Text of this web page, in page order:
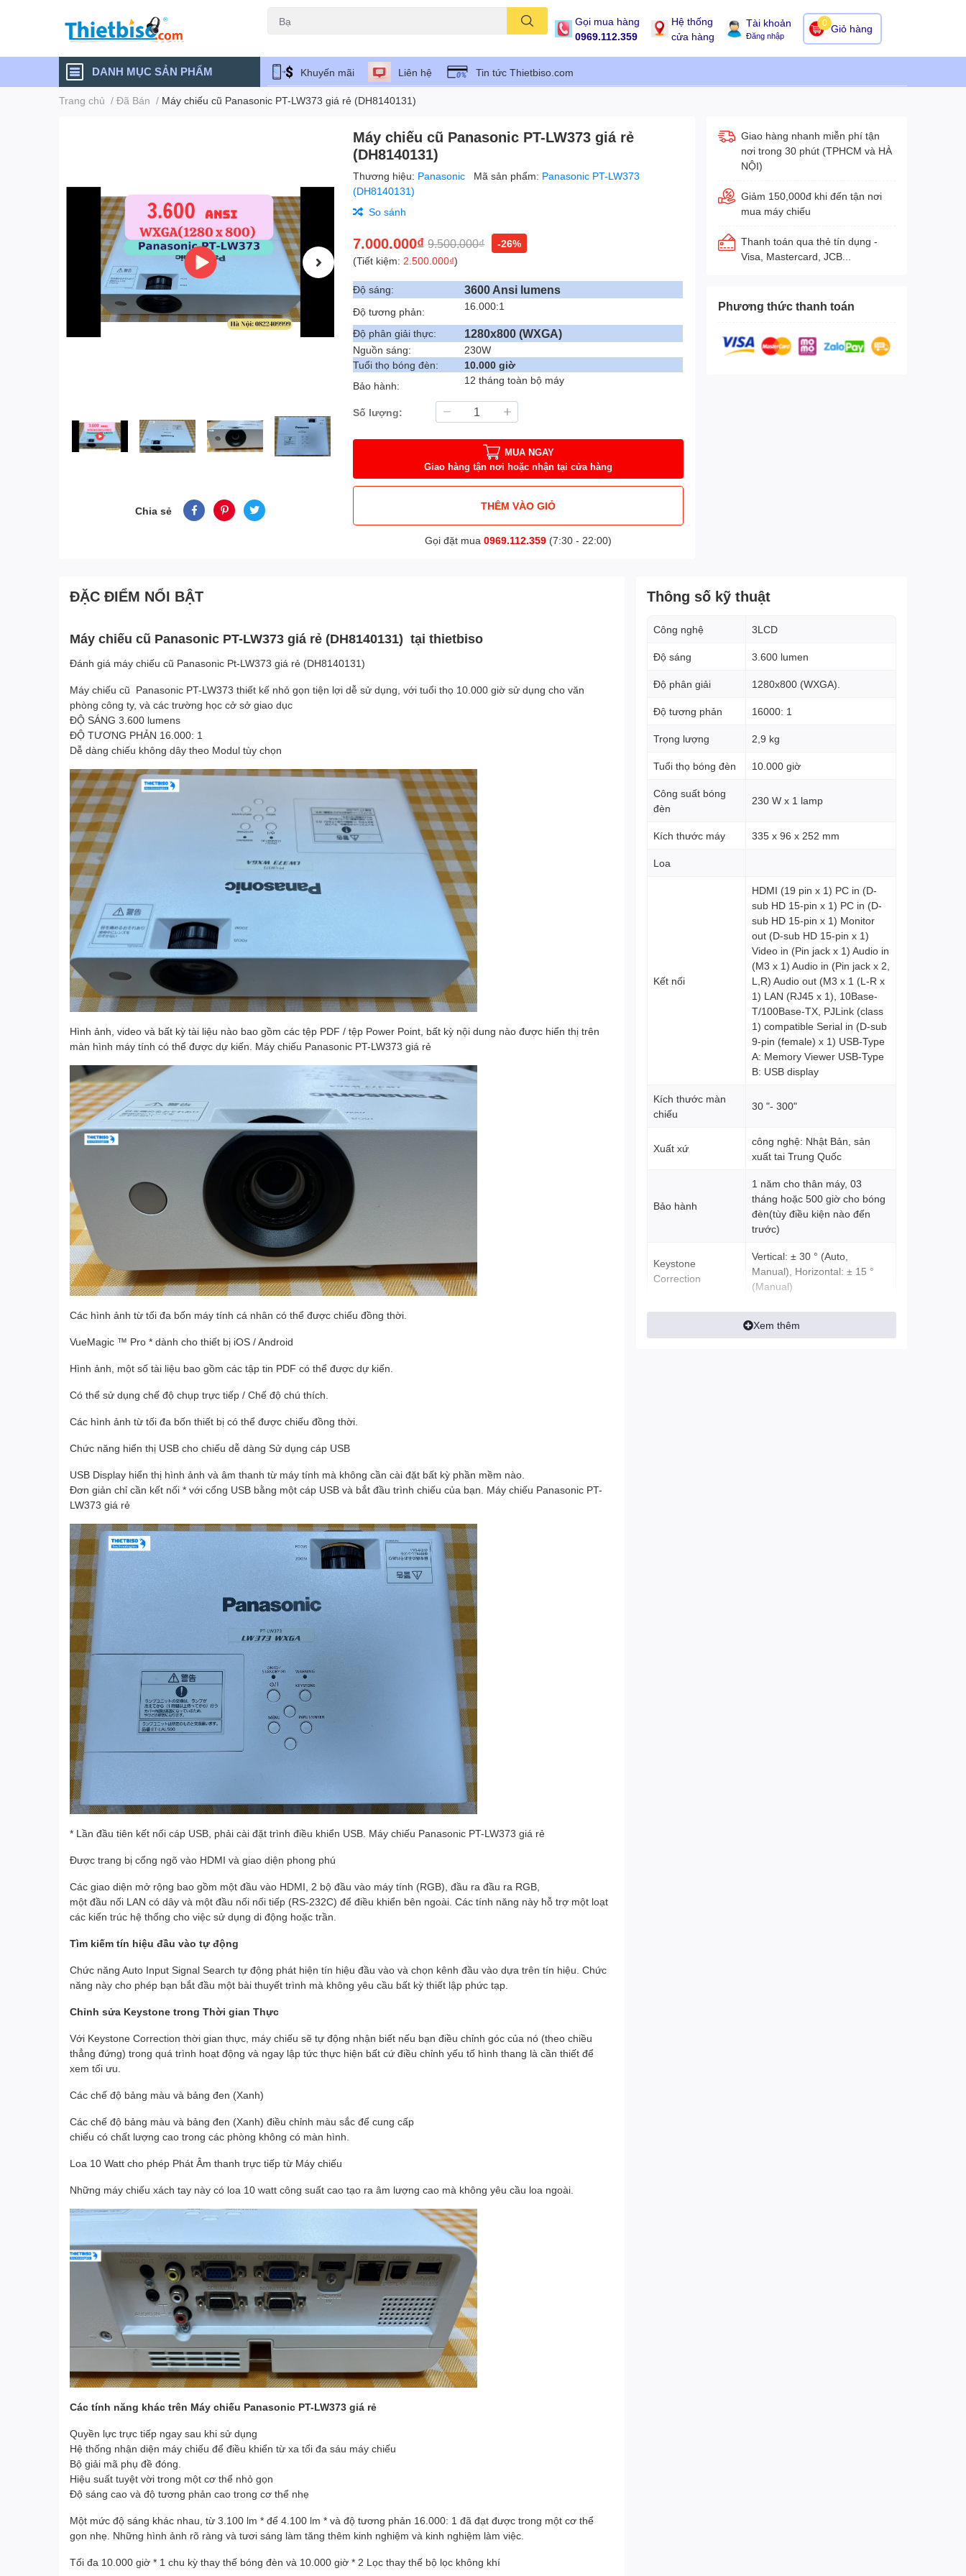
Gọi mua hàng
0969.112.359
Hệ thống
cửa hàng
Tài khoản
Đăng nhập
Giỏ hàng
0
DANH MỤC SẢN PHẨM Khuyến mãi Liên hệ Tin tức Thietbiso.com
Trang chủ / Đã Bán / Máy chiếu cũ Panasonic PT-LW373 giá rẻ (DH8140131)
Chia sẻ
Máy chiếu cũ Panasonic PT-LW373 giá rẻ
(DH8140131)
Thương hiệu: Panasonic Mã sản phẩm: Panasonic PT-LW373
(DH8140131)
So sánh
7.000.000₫ 9.500.000₫
-26%
(Tiết kiệm: 2.500.000₫)
Độ sáng: 3600 Ansi lumens
Độ tương phản: 16.000:1
Độ phân giải thực: 1280x800 (WXGA)
Nguồn sáng:
230W
Tuổi thọ bóng đèn:
10.000 giờ
Bảo hành:
12 tháng toàn bộ máy
Số lượng:
MUA NGAY
Giao hàng tận nơi hoặc nhận tại cửa hàng
THÊM VÀO GIỎ
Gọi đặt mua0969.112.359 (7:30 - 22:00)
Giao hàng nhanh miễn phí tận
nơi trong 30 phút (TPHCM và HÀ
NỘI)
Giảm 150,000đ khi đến tận nơi
mua máy chiếu
Thanh toán qua thẻ tín dụng -
Visa, Mastercard, JCB...
Phương thức thanh toán
ĐẶC ĐIỂM NỔI BẬT
Máy chiếu cũ Panasonic PT-LW373 giá rẻ (DH8140131) tại thietbiso
Đánh giá máy chiếu cũ Panasonic Pt-LW373 giá rẻ (DH8140131)
Máy chiếu cũ Panasonic PT-LW373 thiết kế nhỏ gọn tiện lợi dễ sử dụng, với tuổi thọ 10.000 giờ sử dụng cho văn
phòng công ty, và các trường học cở sở giao dục
ĐỘ SÁNG 3.600 lumens
ĐỘ TƯƠNG PHẢN 16.000: 1
Dễ dàng chiếu không dây theo Modul tùy chọn
Hình ảnh, video và bất kỳ tài liệu nào bao gồm các tệp PDF / tệp Power Point, bất kỳ nội dung nào được hiển thị trên
màn hình máy tính có thể được dự kiến. Máy chiếu Panasonic PT-LW373 giá rẻ
Các hình ảnh từ tối đa bốn máy tính cá nhân có thể được chiếu đồng thời.
VueMagic ™ Pro * dành cho thiết bị iOS / Android
Hình ảnh, một số tài liệu bao gồm các tập tin PDF có thể được dự kiến.
Có thể sử dụng chế độ chụp trực tiếp / Chế độ chú thích.
Các hình ảnh từ tối đa bốn thiết bị có thể được chiếu đồng thời.
Chức năng hiển thị USB cho chiếu dễ dàng Sử dụng cáp USB
USB Display hiển thị hình ảnh và âm thanh từ máy tính mà không cần cài đặt bất kỳ phần mềm nào.
Đơn giản chỉ cần kết nối * với cổng USB bằng một cáp USB và bắt đầu trình chiếu của bạn. Máy chiếu Panasonic PT-
LW373 giá rẻ
* Lần đầu tiên kết nối cáp USB, phải cài đặt trình điều khiển USB. Máy chiếu Panasonic PT-LW373 giá rẻ
Được trang bị cổng ngõ vào HDMI và giao diện phong phú
Các giao diện mở rộng bao gồm một đầu vào HDMI, 2 bộ đầu vào máy tính (RGB), đầu ra đầu ra RGB,
một đầu nối LAN có dây và một đầu nối nối tiếp (RS-232C) để điều khiển bên ngoài. Các tính năng này hỗ trợ một loạt
các kiến ​​trúc hệ thống cho việc sử dụng di động hoặc trần.
Tìm kiếm tín hiệu đầu vào tự động
Chức năng Auto Input Signal Search tự động phát hiện tín hiệu đầu vào và chọn kênh đầu vào dựa trên tín hiệu. Chức
năng này cho phép bạn bắt đầu một bài thuyết trình mà không yêu cầu bất kỳ thiết lập phức tạp.
Chỉnh sửa Keystone trong Thời gian Thực
Với Keystone Correction thời gian thực, máy chiếu sẽ tự động nhận biết nếu bạn điều chỉnh góc của nó (theo chiều
thẳng đứng) trong quá trình hoạt động và ngay lập tức thực hiện bất cứ điều chỉnh yếu tố hình thang là cần thiết để
xem tối ưu.
Các chế độ bảng màu và bảng đen (Xanh)
Các chế độ bảng màu và bảng đen (Xanh) điều chỉnh màu sắc để cung cấp
chiếu có chất lượng cao trong các phòng không có màn hình.
Loa 10 Watt cho phép Phát Âm thanh trực tiếp từ Máy chiếu
Những máy chiếu xách tay này có loa 10 watt công suất cao tạo ra âm lượng cao mà không yêu cầu loa ngoài.
Các tính năng khác trên Máy chiếu Panasonic PT-LW373 giá rẻ
Quyền lực trực tiếp ngay sau khi sử dụng
Hệ thống nhận diện máy chiếu để điều khiển từ xa tối đa sáu máy chiếu
Bộ giải mã phụ đề đóng.
Hiệu suất tuyệt vời trong một cơ thể nhỏ gọn
Độ sáng cao và độ tương phản cao trong cơ thể nhẹ
Một mức độ sáng khác nhau, từ 3.100 lm * để 4.100 lm * và độ tương phản 16.000: 1 đã đạt được trong một cơ thể
gọn nhẹ. Những hình ảnh rõ ràng và tươi sáng làm tăng thêm kinh nghiệm và kinh nghiệm làm việc.
Tối đa 10.000 giờ * 1 chu kỳ thay thế bóng đèn và 10.000 giờ * 2 Lọc thay thế bộ lọc không khí
Thông số kỹ thuật
Công nghệ 3LCD
Độ sáng 3.600 lumen
Độ phân giải 1280x800 (WXGA).
Độ tương phản 16000: 1
Trọng lượng 2,9 kg
Tuổi thọ bóng đèn 10.000 giờ
Công suất bóng
đèn
230 W x 1 lamp
Kích thước máy 335 x 96 x 252 mm
Loa
Kết nối
HDMI (19 pin x 1) PC in (D-
sub HD 15-pin x 1) PC in (D-
sub HD 15-pin x 1) Monitor
out (D-sub HD 15-pin x 1)
Video in (Pin jack x 1) Audio in
(M3 x 1) Audio in (Pin jack x 2,
L,R) Audio out (M3 x 1 (L-R x
1) LAN (RJ45 x 1), 10Base-
T/100Base-TX, PJLink (class
1) compatible Serial in (D-sub
9-pin (female) x 1) USB-Type
A: Memory Viewer USB-Type
B: USB display
Kích thước màn
chiếu
30 "- 300"
Xuất xứ
công nghệ: Nhật Bản, sản
xuất tai Trung Quốc
Bảo hành
1 năm cho thân máy, 03
tháng hoặc 500 giờ cho bóng
đèn(tùy điều kiện nào đến
trước)
Keystone
Correction
Vertical: ± 30 ° (Auto,
Manual), Horizontal: ± 15 °
(Manual)
Xem thêm